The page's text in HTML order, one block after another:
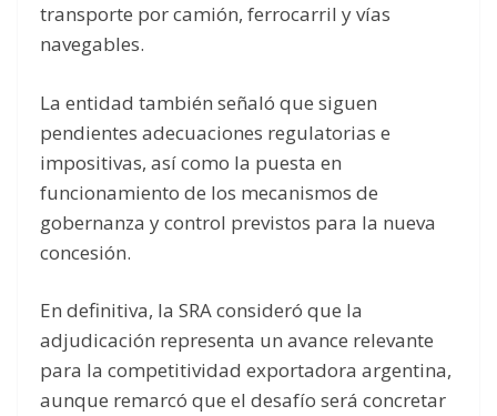
transporte por camión, ferrocarril y vías
navegables.
La entidad también señaló que siguen
pendientes adecuaciones regulatorias e
impositivas, así como la puesta en
funcionamiento de los mecanismos de
gobernanza y control previstos para la nueva
concesión.
En definitiva, la SRA consideró que la
adjudicación representa un avance relevante
para la competitividad exportadora argentina,
aunque remarcó que el desafío será concretar